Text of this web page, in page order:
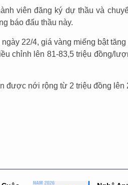
viên đăng ký dự thầu và
báo đấu thầu này.
22/4, giá vàng miếng bật
chỉnh lên 81-83,5 triệu đồng/
được nới rộng từ 2 triệu đồng lên